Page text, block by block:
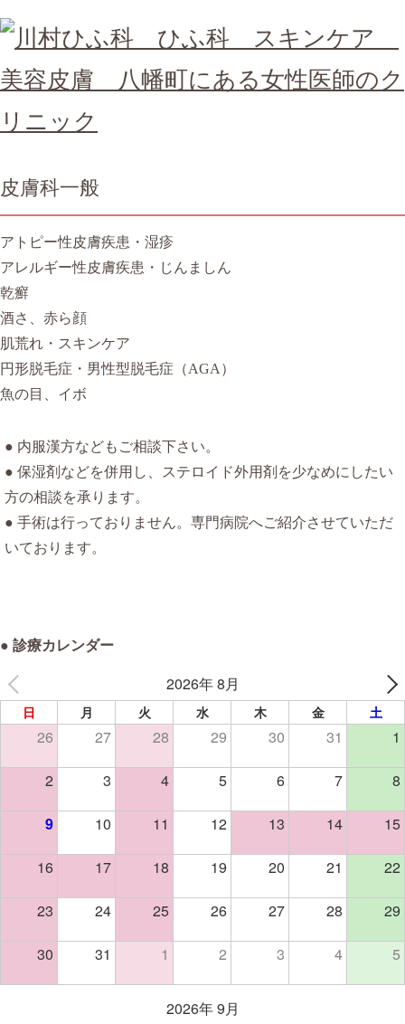
皮膚科一般
アトピー性皮膚疾患・湿疹
アレルギー性皮膚疾患・じんましん
乾癬
酒さ、赤ら顔
肌荒れ・スキンケア
円形脱毛症・男性型脱毛症（AGA）
魚の目、イボ
内服漢方などもご相談下さい。
保湿剤などを併用し、ステロイド外用剤を少なめにしたい
方の相談を承ります。
手術は行っておりません。専門病院へご紹介させていただ
いております。
● 診療カレンダー
2026年 8月
日 月 火 水 木 金 土
26 27 28 29 30 31 1
2 3 4 5 6 7 8
9 10 11 12 13 14 15
16 17 18 19 20 21 22
23 24 25 26 27 28 29
30 31 1 2 3 4 5
2026年 9月